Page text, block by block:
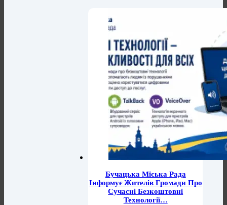
Бучацька Міська Рада
Інформує Жителів Громади Про
Сучасні Безкоштовні
Технології…